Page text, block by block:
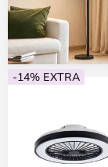
-14% EXTRA